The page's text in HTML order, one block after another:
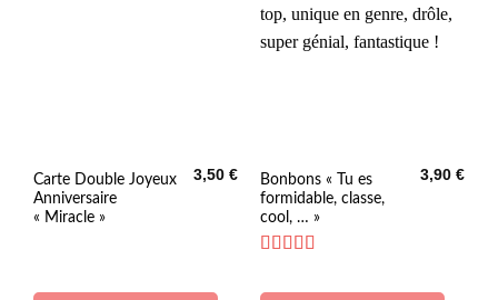
Carte Double Joyeux
Anniversaire
« Miracle »
3,50€
Bonbons « Tu es
formidable, classe,
cool, … »
3,90€